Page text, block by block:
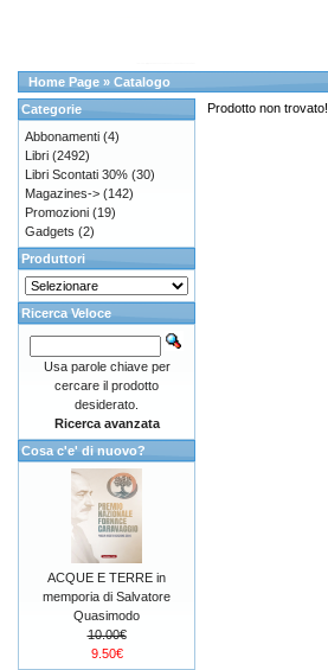
Home Page » Catalogo
Prodotto non trovato!
Categorie
Abbonamenti (4)
Libri (2492)
Libri Scontati 30% (30)
Magazines-> (142)
Promozioni (19)
Gadgets (2)
Produttori
Ricerca Veloce
Usa parole chiave per
cercare il prodotto
desiderato.
Ricerca avanzata
Cosa c'e' di nuovo?
ACQUE E TERRE in
memporia di Salvatore
Quasimodo
10.00€
9.50€